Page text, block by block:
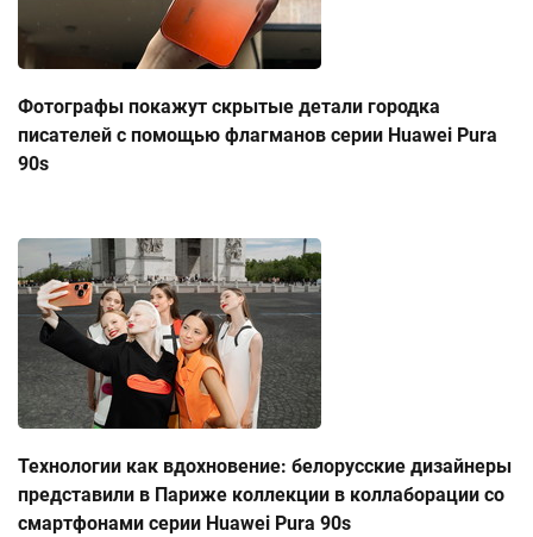
Фотографы покажут скрытые детали городка
писателей с помощью флагманов серии Huawei Pura
90s
Технологии как вдохновение: белорусские дизайнеры
представили в Париже коллекции в коллаборации со
смартфонами серии Huawei Pura 90s